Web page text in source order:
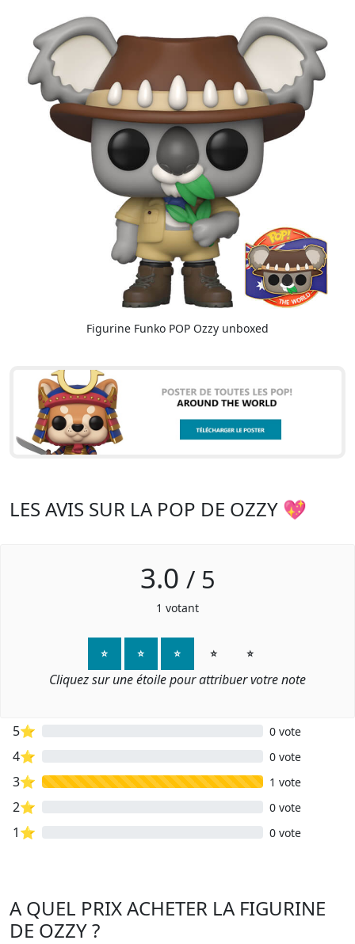
Figurine Funko POP Ozzy unboxed
LES AVIS SUR LA POP DE OZZY 💖
3.0 / 5
1 votant
⭐ ⭐ ⭐ ⭐ ⭐
Cliquez sur une étoile pour attribuer votre note
5⭐ 0 vote
4⭐ 0 vote
3⭐ 1 vote
2⭐ 0 vote
1⭐ 0 vote
A QUEL PRIX ACHETER LA FIGURINE
DE OZZY ?